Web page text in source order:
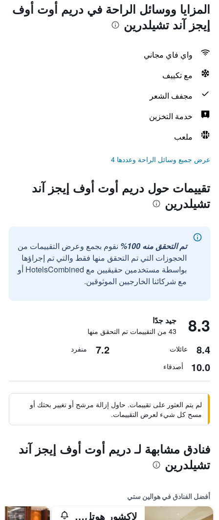
المزايا ووسائل الراحة في دريم أوت أوف
إيجز آند تشيلدرين
واي فاي مجاني
مع تكييف
مجفف الشعر
خدمة التخزين
ملعب
عرض جميع وسائل الراحة وعددها 4
تقييمات حول دريم أوت أوف إيجز آند
تشيلدرين
تم التحقق منه 100%
نقوم بجمع وعرض التقييمات من
الحجوزات التي تم التحقق منها فقط والتي تم إجراؤها
بواسطة مستخدمين حقيقيين مع HotelsCombined أو
مع شركائنا الخارجيين الموثوقين.
8.3 جيد جدًا
43 من التقييمات تم التحقق منها
8.4 عائلات 7.2 منفرد
10.0 أصدقاء
لم يتم العثور على تقييمات. حاول إزالة مرشح أو تغيير بحثك أو
مسح كل شيء لعرض التقييمات.
فنادق مشابهة لـ دريم أوت أوف إيجز آند
تشيلدرين
أفضل الفنادق في هوالين ستي
لاكشور هوتل هولين